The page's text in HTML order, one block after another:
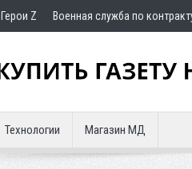
Герои Z Военная служба по
Технологии Магазин МД